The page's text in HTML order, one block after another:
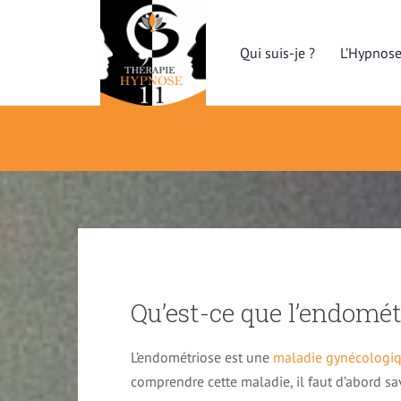
Qui suis-je ? L’Hypnose
Qu’est-ce que
L’endométriose est une maladie
comprendre cette maladie, il faut d’abord